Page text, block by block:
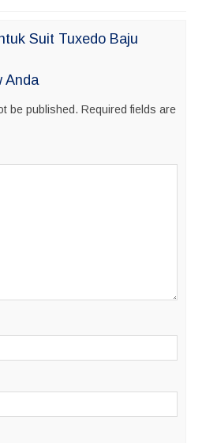
Suit Tuxedo Baju
Anda
be published. Required fields are